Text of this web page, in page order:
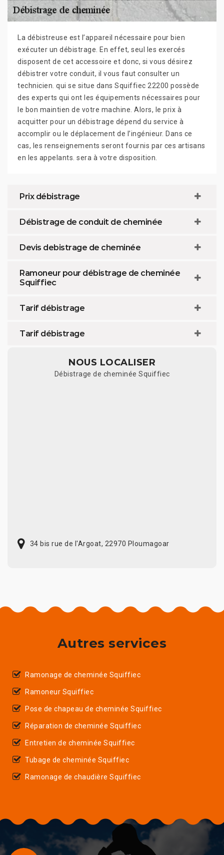
La débistreuse est l’appareil nécessaire pour bien
exécuter un débistrage. En effet, seul les exercés
disposent de cet accessoire et donc, si vous désirez
débistrer votre conduit, il vous faut consulter un
technicien. qui se situe dans Squiffiec 22200 possède
des experts qui ont les équipements nécessaires pour
le bon maintien de votre machine. Alors, le prix à
acquitter pour un débistrage dépend du service à
accomplir ou le déplacement de l’ingénieur. Dans ce
cas, les renseignements seront fournis par ces artisans
en les appelants. sera à votre disposition.
Prix débistrage
Débistrage de conduit de cheminée
Devis debistrage de cheminée
Ramoneur pour débistrage de cheminée
Squiffiec
Tarif débistrage
Tarif débistrage
NOUS LOCALISER
Débistrage de cheminée Squiffiec
34 bis rue de l'Argoat, 22970 Ploumagoar
Autres services
Ramonage de cheminée Squiffiec
Ramoneur Squiffiec
Pose de chapeau de cheminée Squiffiec
Réparation de cheminée Squiffiec
Entretien de cheminée Squiffiec
Tubage de cheminée Squiffiec
Ramonage de chaudière Squiffiec